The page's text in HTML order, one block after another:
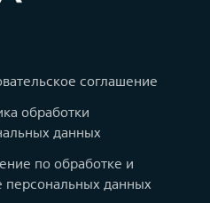
соглашение
обработки
данных
по обработке и
персональных данных